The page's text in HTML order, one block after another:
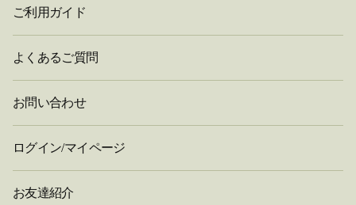
ご利用ガイド
よくあるご質問
お問い合わせ
ログイン/マイページ
お友達紹介